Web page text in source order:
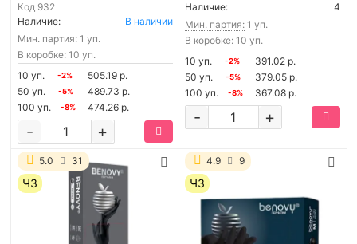
Код 932
Наличие:
В наличии
Мин. партия: 1 уп.
В коробке: 10 уп.
10 уп.
-2%
505.19 р.
50 уп.
-5%
489.73 р.
100 уп.
-8% 474.26 р.
+
-
Наличие:
4
Мин. партия: 1 уп.
В коробке: 10 уп.
10 уп.
-2%
391.02 р.
50 уп.
-5%
379.05 р.
100 уп.
-8% 367.08 р.
+
-
5.0 31
ЧЗ
4.9 9
ЧЗ